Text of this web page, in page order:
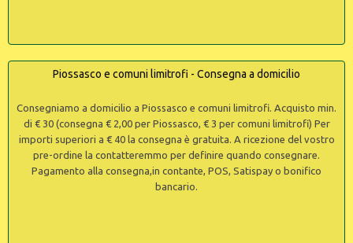
Piossasco e comuni limitrofi - Consegna a domicilio
Consegniamo a domicilio a Piossasco e comuni limitrofi. Acquisto min.
di € 30 (consegna € 2,00 per Piossasco, € 3 per comuni limitrofi) Per
importi superiori a € 40 la consegna è gratuita. A ricezione del vostro
pre-ordine la contatteremmo per definire quando consegnare.
Pagamento alla consegna,in contante, POS, Satispay o bonifico
bancario.